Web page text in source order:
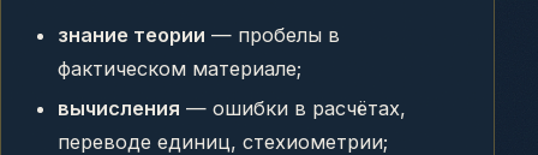
знание теории — пробелы в
фактическом материале;
вычисления — ошибки в расчётах,
переводе единиц, стехиометрии;